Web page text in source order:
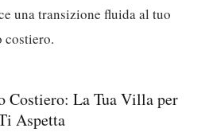
una transizione fluida al tuo
costiero.
Costiero: La Tua Villa per
Aspetta